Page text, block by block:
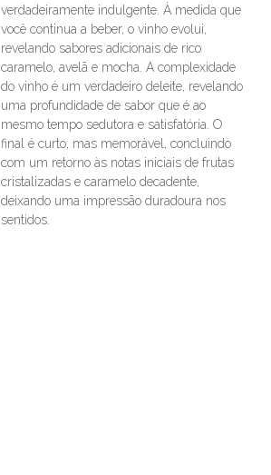
verdadeiramente indulgente. À medida que
você continua a beber, o vinho evolui,
revelando sabores adicionais de rico
caramelo, avelã e mocha. A complexidade
do vinho é um verdadeiro deleite, revelando
uma profundidade de sabor que é ao
mesmo tempo sedutora e satisfatória. O
final é curto, mas memorável, concluindo
com um retorno às notas iniciais de frutas
cristalizadas e caramelo decadente,
deixando uma impressão duradoura nos
sentidos.